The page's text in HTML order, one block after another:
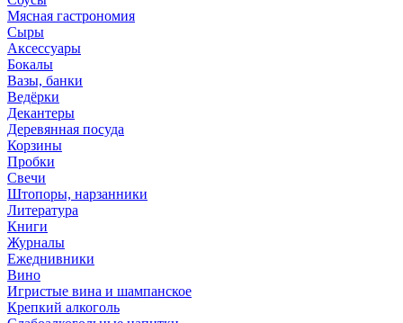
Мясная гастрономия
Сыры
Аксессуары
Бокалы
Вазы, банки
Ведёрки
Декантеры
Деревянная посуда
Корзины
Пробки
Свечи
Штопоры, нарзанники
Литература
Книги
Журналы
Ежеднивники
Вино
Игристые вина и шампанское
Крепкий алкоголь